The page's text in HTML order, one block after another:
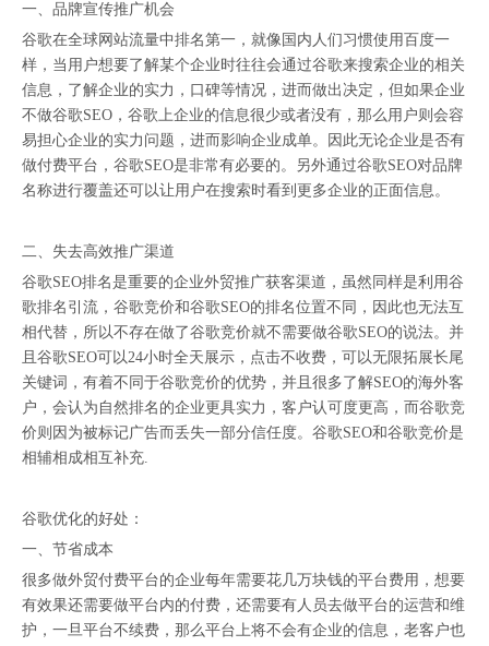
一、品牌宣传推广机会
谷歌在全球网站流量中排名第一，就像国内人们习惯使用百度一
样，当用户想要了解某个企业时往往会通过谷歌来搜索企业的相关
信息，了解企业的实力，口碑等情况，进而做出决定，但如果企业
不做谷歌SEO，谷歌上企业的信息很少或者没有，那么用户则会容
易担心企业的实力问题，进而影响企业成单。因此无论企业是否有
做付费平台，谷歌SEO是非常有必要的。另外通过谷歌SEO对品牌
名称进行覆盖还可以让用户在搜索时看到更多企业的正面信息。
二、失去高效推广渠道
谷歌SEO排名是重要的企业外贸推广获客渠道，虽然同样是利用谷
歌排名引流，谷歌竞价和谷歌SEO的排名位置不同，因此也无法互
相代替，所以不存在做了谷歌竞价就不需要做谷歌SEO的说法。并
且谷歌SEO可以24小时全天展示，点击不收费，可以无限拓展长尾
关键词，有着不同于谷歌竞价的优势，并且很多了解SEO的海外客
户，会认为自然排名的企业更具实力，客户认可度更高，而谷歌竞
价则因为被标记广告而丢失一部分信任度。谷歌SEO和谷歌竞价是
相辅相成相互补充.
谷歌优化的好处：
一、节省成本
很多做外贸付费平台的企业每年需要花几万块钱的平台费用，想要
有效果还需要做平台内的付费，还需要有人员去做平台的运营和维
护，一旦平台不续费，那么平台上将不会有企业的信息，老客户也